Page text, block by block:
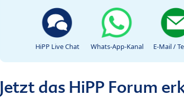
HiPP Live Chat Whats-App-Kanal E-Mail /
Jetzt das HiPP Forum